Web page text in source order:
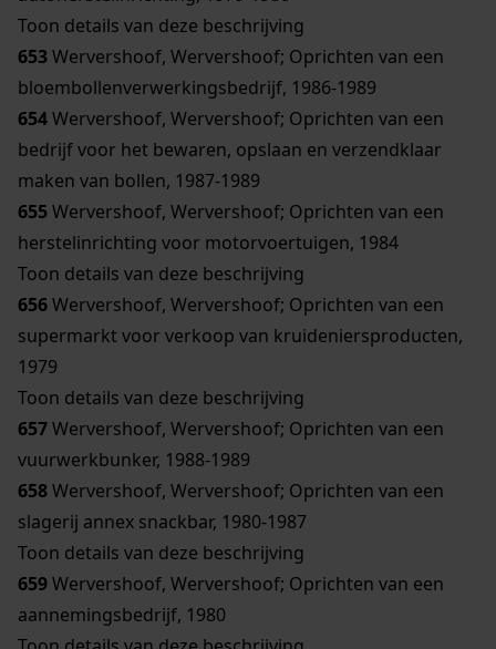
Toon details van deze beschrijving
653Wervershoof, Wervershoof; Oprichten van een
bloembollenverwerkingsbedrijf, 1986-1989
654Wervershoof, Wervershoof; Oprichten van een
bedrijf voor het bewaren, opslaan en verzendklaar
maken van bollen, 1987-1989
655Wervershoof, Wervershoof; Oprichten van een
herstelinrichting voor motorvoertuigen, 1984
Toon details van deze beschrijving
656Wervershoof, Wervershoof; Oprichten van een
supermarkt voor verkoop van kruideniersproducten,
1979
Toon details van deze beschrijving
657Wervershoof, Wervershoof; Oprichten van een
vuurwerkbunker, 1988-1989
658Wervershoof, Wervershoof; Oprichten van een
slagerij annex snackbar, 1980-1987
Toon details van deze beschrijving
659Wervershoof, Wervershoof; Oprichten van een
aannemingsbedrijf, 1980